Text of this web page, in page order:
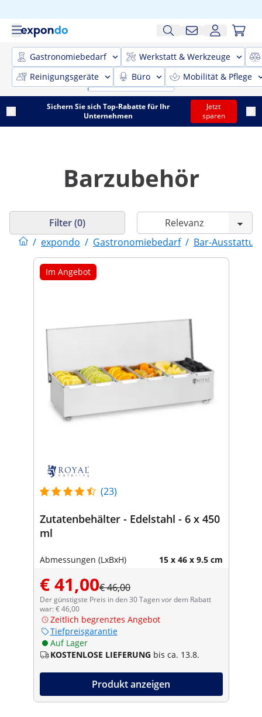
Gastronomiebedarf
Werkstatt & Werkzeuge
Reinigungsgeräte
Büro Mobilität & Pflege
Sichern Sie sich Top-Rabatte für Ihr
Unternehmen
Jetzt
sparen
Barzubehör
/ expondo / Gastronomiebedarf / Bar-
Filter (0)
Im Angebot
(23)
Zutatenbehälter - Edelstahl - 6 x 450
ml
Abmessungen (LxBxH) 15 x 46 x 9.5 cm
€ 41,00€ 46,00
Der günstigste Preis in den 30 Tagen vor dem Rabatt
war: € 46,00
Zeitlich begrenztes Angebot
Tiefpreisgarantie
Auf Lager
KOSTENLOSE LIEFERUNG bis ca. 13.8.
Produkt anzeigen